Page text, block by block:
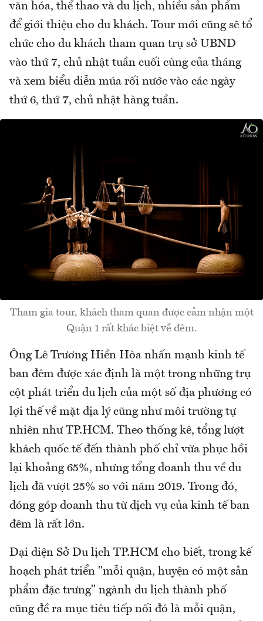
văn hóa, thể thao và du lịch, nhiều sản phẩm
để giới thiệu cho du khách. Tour mới cũng sẽ tổ
chức cho du khách tham quan trụ sở UBND
vào thứ 7, chủ nhật tuần cuối cùng của tháng
và xem biểu diễn múa rối nước vào các ngày
thứ 6, thứ 7, chủ nhật hàng tuần.
Tham gia tour, khách tham quan được cảm nhận một
Quận 1 rất khác biệt về đêm.
Ông Lê Trương Hiền Hòa nhấn mạnh kinh tế
ban đêm được xác định là một trong những trụ
cột phát triển du lịch của một số địa phương có
lợi thế về mặt địa lý cũng như môi trường tự
nhiên như TP.HCM. Theo thống kê, tổng lượt
khách quốc tế đến thành phố chỉ vừa phục hồi
lại khoảng 65%, nhưng tổng doanh thu về du
lịch đã vượt 25% so với năm 2019. Trong đó,
đóng góp doanh thu từ dịch vụ của kinh tế ban
đêm là rất lớn.
Đại diện Sở Du lịch TP.HCM cho biết, trong kế
hoạch phát triển "mỗi quận, huyện có một sản
phẩm đặc trưng" ngành du lịch thành phố
cũng đề ra mục tiêu tiếp nối đó là mỗi quận,